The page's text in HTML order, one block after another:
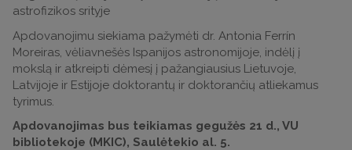
astrofizikos srityje
Apdovanojimu siekiama pažymėti dr. Antonia Ferrín
Moreiras, vėliavnešės Ispanijos astronomijoje, indėlį į
mokslą ir atkreipti dėmesį į pažangiausius Lietuvoje,
Latvijoje ir Estijoje doktorantų ir doktorančių atliekamus
tyrimus.
Apdovanojimas bus teikiamas gegužės 21 d., VU
bibliotekoje (MKIC), Saulėtekio al. 5.